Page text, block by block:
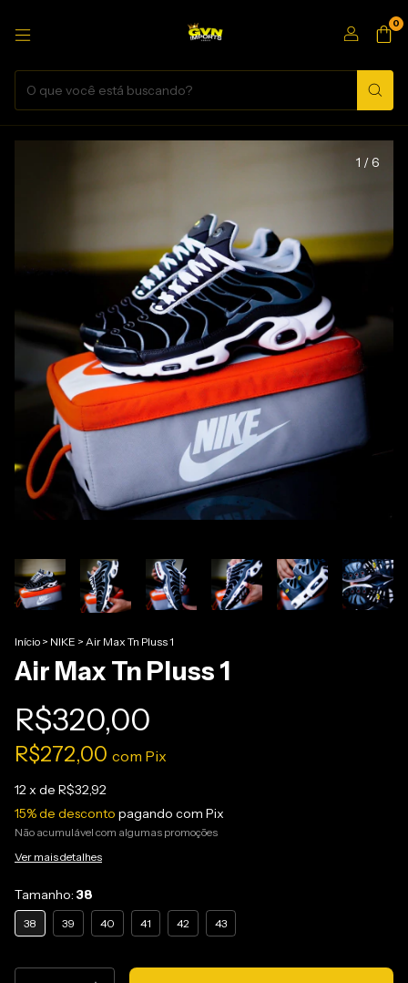
0
1 /6
Início > NIKE > Air Max Tn Pluss 1
Air Max Tn Pluss 1
R$320,00
R$272,00 com Pix
12x de R$32,92
15% de desconto pagando com Pix
Não acumulável com algumas promoções
Ver mais detalhes
Tamanho: 38
38 39 40 41 42 43